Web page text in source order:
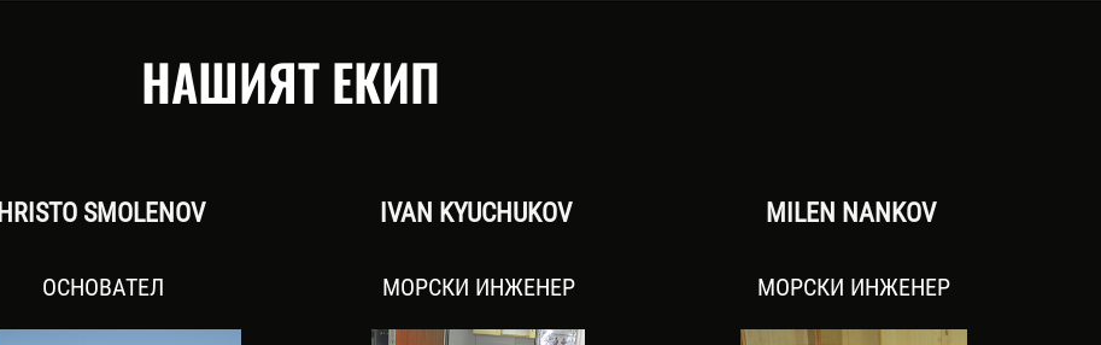
НАШИЯТ ЕКИП
HRISTO SMOLENOV
ОСНОВАТЕЛ
IVAN KYUCHUKOV
МОРСКИ ИНЖЕНЕР
MILEN NANKOV
МОРСКИ ИНЖЕНЕР